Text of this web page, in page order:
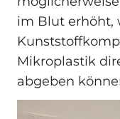
im Blut erhöht,
Mikroplastik
abgeben